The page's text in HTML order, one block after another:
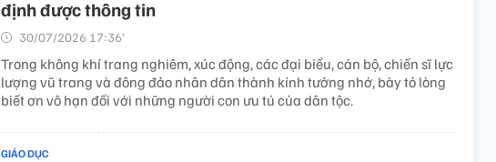
định được thông tin
30/07/2026 17:36’
Trong không khí trang nghiêm, xúc động, các đại biểu, cán bộ, chiến sĩ lực
lượng vũ trang và đông đảo nhân dân thành kính tưởng nhớ, bày tỏ lòng
biết ơn vô hạn đối với những người con ưu tú của dân tộc.
GIÁO DỤC